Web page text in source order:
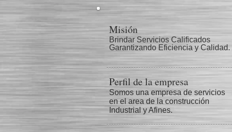
Misión
Brindar Servicios Calificados
Garantizando Eficiencia y Calidad.
Perfil de la empresa
Somos una empresa de servicios
en el area de la construcción
Industrial y Afines.